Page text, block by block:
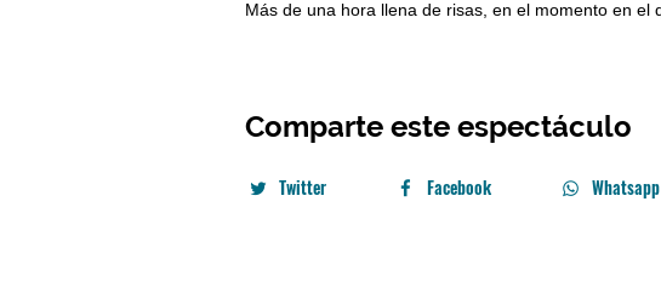
Comparte este espectáculo
Twitter Facebook Whatsapp